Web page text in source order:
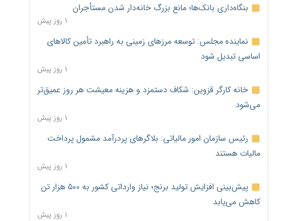
بنگاه‌داری بانک‌ها؛ مانع بزرگ خانه‌دار شدن مستأجران
۱ روز پیش
نماینده مجلس: توسعه مرزهای زمینی به راهبرد تأمین کالاهای
اساسی تبدیل شود
۱ روز پیش
خانه کارگر قزوین: شکاف دستمزد و هزینه معیشت هر روز عمیق‌تر
می‌شود
۱ روز پیش
رئیس سازمان امور مالیاتی: بلاگرهای پردرآمد مشمول پرداخت
مالیات هستند
۱ روز پیش
پیش‌بینی افزایش تولید برنج؛ نیاز وارداتی کشور به ۵۰۰ هزار تن
کاهش می‌یابد
۱ روز پیش